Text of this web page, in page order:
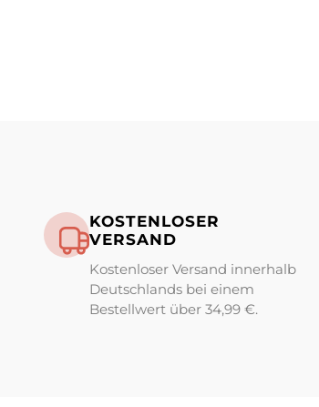
KOSTENLOSER
VERSAND
Kostenloser Versand innerhalb
Deutschlands bei einem
Bestellwert über 34,99 €.